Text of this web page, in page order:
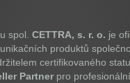
spol.CETTRA, s. r. o. je
produktů
certifikovaného
Partner pro